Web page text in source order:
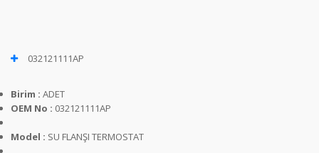
032121111AP
Birim : ADET
OEM No : 032121111AP
Model : SU FLANŞI TERMOSTAT